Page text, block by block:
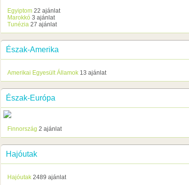
Egyiptom 22 ajánlat
Marokkó 3 ajánlat
Tunézia 27 ajánlat
Észak-Amerika
Amerikai Egyesült Államok 13 ajánlat
Észak-Európa
Finnország 2 ajánlat
Hajóutak
Hajóutak 2489 ajánlat